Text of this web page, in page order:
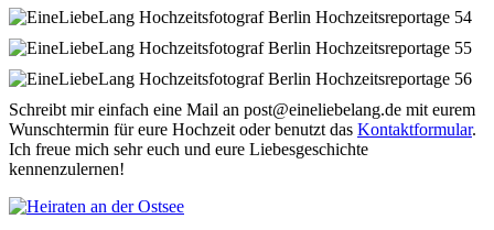
Schreibt mir einfach eine Mail an post@eineliebelang.de mit eurem
Wunschtermin für eure Hochzeit oder benutzt das Kontaktformular.
Ich freue mich sehr euch und eure Liebesgeschichte
kennenzulernen!